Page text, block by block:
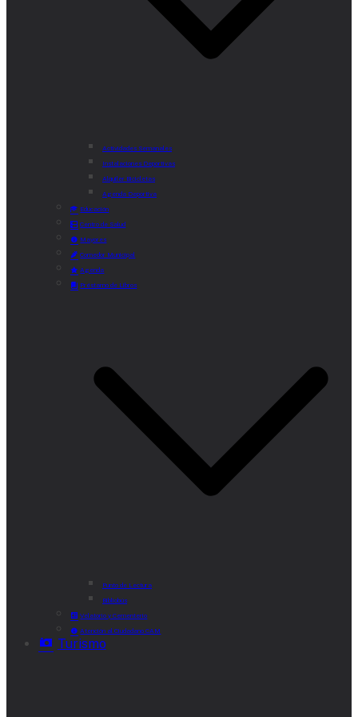
Actividades Semanales
Instalaciones Deportivas
Alquiler Bicicletas
Agenda Deportiva
Educación
Centro de Salud
Mayores
Comedor Municipal
Agenda
Préstamo de Libros
Punto de Lectura
Bibliobús
Velatorio y Cementerio
Atención al Ciudadano CAM
Turismo